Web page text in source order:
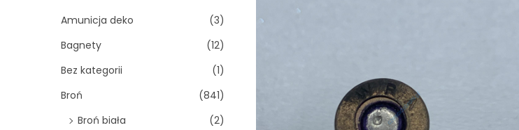
a
t
i
n
n
t
j
:
Amunicja deko
(3)
Bagnety
(12)
Bez kategorii
(1)
Broń
(841)
Broń biała
(2)